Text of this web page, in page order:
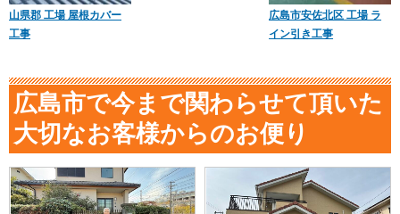
山県郡 工場 屋根カバー
工事
広島市安佐北区 工場 ラ
イン引き工事
広島市で今まで関わらせて頂いた
大切なお客様からのお便り